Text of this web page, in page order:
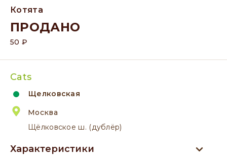
Котята
ПРОДАНО
50 ₽
Cats
Щелковская
Москва
Щёлковское ш. (дублёр)
Характеристики